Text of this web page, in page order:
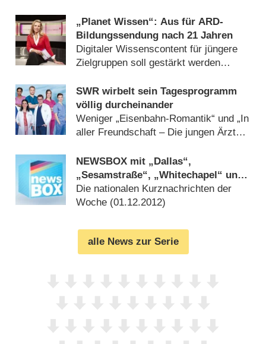
„Planet Wissen“: Aus für ARD-
Bildungssendung nach 21 Jahren
Digitaler Wissenscontent für jüngere
Zielgruppen soll gestärkt werden
SWR wirbelt sein Tagesprogramm
völlig durcheinander
Weniger „Eisenbahn-Romantik“ und „In
aller Freundschaft – Die jungen Ärzte“
NEWSBOX mit „Dallas“,
„Sesamstraße“, „Whitechapel“ und
Co.
Die nationalen Kurznachrichten der
Woche (01.12.2012)
alle News zur Serie